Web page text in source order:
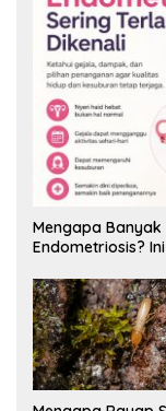
Mengapa
Endometriosis?